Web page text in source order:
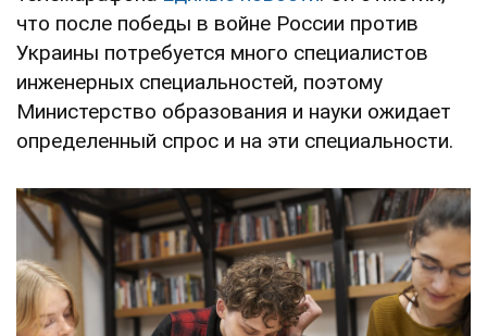
что после победы в войне России против
Украины потребуется много специалистов
инженерных специальностей, поэтому
Министерство образования и науки ожидает
определенный спрос и на эти специальности.